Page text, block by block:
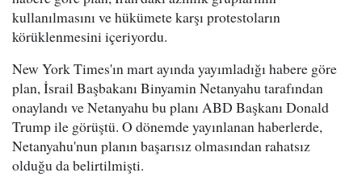
kullanılmasını ve hükümete karşı protestoların
körüklenmesini içeriyordu.
New York Times'ın mart ayında yayımladığı habere göre
plan, İsrail Başbakanı Binyamin Netanyahu tarafından
onaylandı ve Netanyahu bu planı ABD Başkanı Donald
Trump ile görüştü. O dönemde yayınlanan haberlerde,
Netanyahu'nun planın başarısız olmasından rahatsız
olduğu da belirtilmişti.